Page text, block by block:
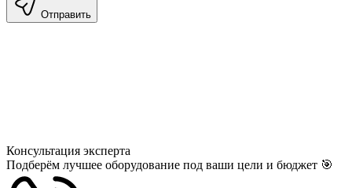
Отправить
Консультация эксперта
Подберём лучшее оборудование под ваши цели и бюджет 🎯